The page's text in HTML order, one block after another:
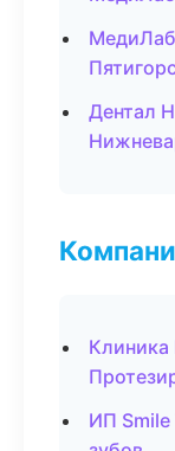
Дентал
ИП